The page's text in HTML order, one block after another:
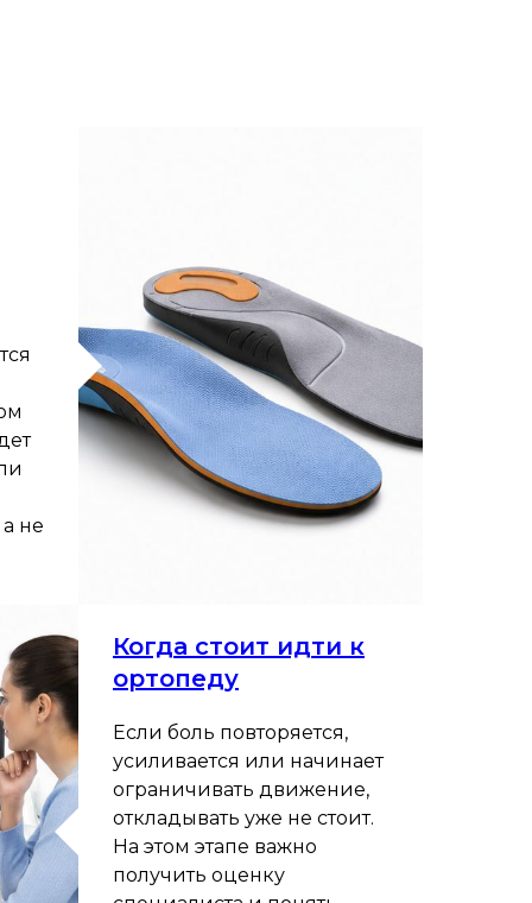
не
Когда стоит идти к
ортопеду
Если боль повторяется,
усиливается или начинает
ограничивать движение,
откладывать уже не стоит.
На этом этапе важно
получить оценку